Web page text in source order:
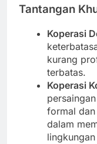
Tantangan
Koperasi
kurang
terbatas.
Koperasi
formal
dalam